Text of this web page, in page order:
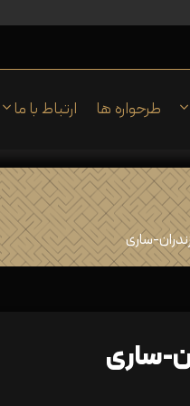
طرحواره ها ارتباط با ما
ساری
ساری